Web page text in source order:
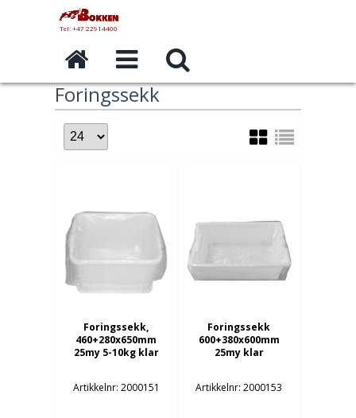
Tel: +47 22914400
Foringssekk
Foringssekk,
460+280x650mm
25my 5-10kg klar
Artikkelnr: 2000151
Foringssekk
600+380x600mm
25my klar
Artikkelnr: 2000153